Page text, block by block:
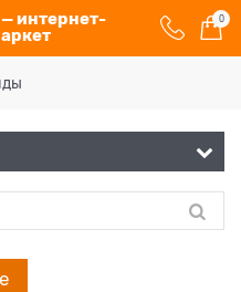
интернет-
0